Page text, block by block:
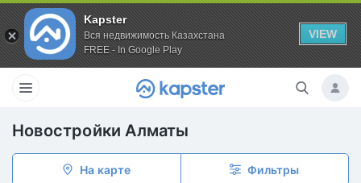
Kapster
Вся недвижимость Казахстана
FREE - In Google Play
VIEW
Новостройки Алматы
На карте Фильтры